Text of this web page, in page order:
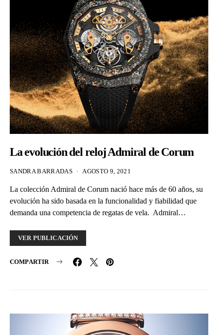
La evolución del reloj Admiral de Corum
SANDRA BARRADAS AGOSTO 9, 2021
La colección Admiral de Corum nació hace más de 60 años, su
evolución ha sido basada en la funcionalidad y fiabilidad que
demanda una competencia de regatas de vela. Admiral…
VER PUBLICACIÓN
COMPARTIR